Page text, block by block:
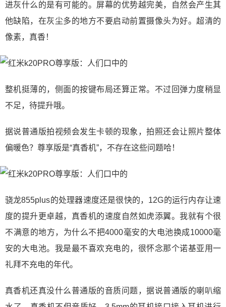
进灰什么的是有可能的。屏幕的优势越完美，自然会产生其
他缺陷，在灰尘多的地方不要启动前置摄像头为好。超清的
像素，真香！
整机挺薄的，侧面的按键布局还算正常。不过回弹力度稍显
不足，待提升哦。
据说普通版拍视频会发生卡顿的现象，拍照还会让照片整体
偏暖色？尊享版是“真香机”，不存在这些问题哈！
骁龙855plus的处理器速度还是很快的，12G的运行内存让速
度的提升更卓越，真香机的速度自然如虎添翼。我就有个很
不满意的地方，为什么不把4000毫安的大电池换成10000毫
安的大电池。我是最不喜欢充电的，很怀念那个诺基亚用一
礼拜不充电的年代。
真香机还真没什么普通版的音质问题，据说普通版的喇叭缩